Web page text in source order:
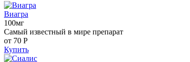
Виагра
100мг
Самый известный в мире препарат
от 70 Р
Купить